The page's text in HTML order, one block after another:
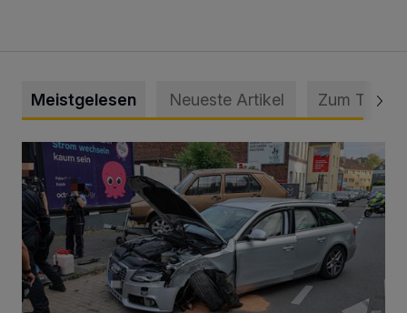
Meistgelesen Neueste Artikel Zum Thema
Schwerer Unfall mit 2,48 Promille